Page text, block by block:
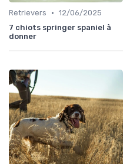
Retrievers • 12/06/2025
7 chiots springer spaniel à
donner